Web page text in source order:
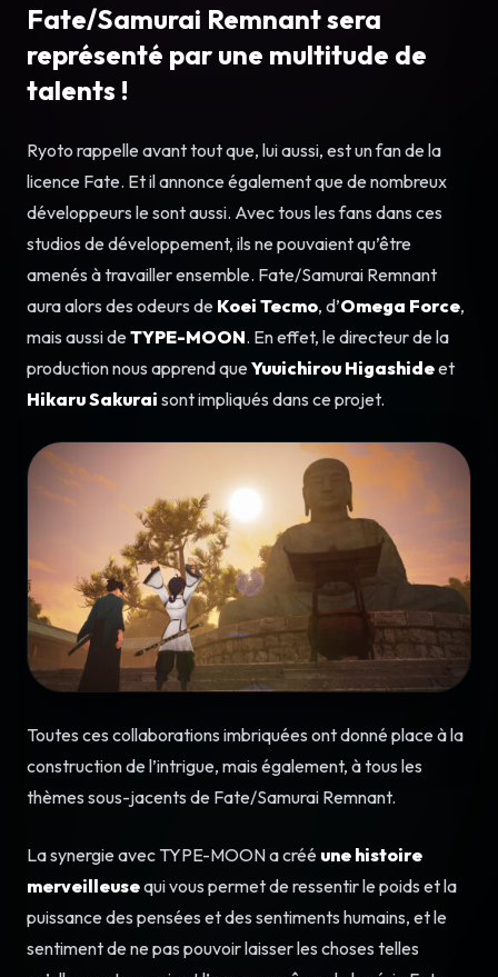
Fate/Samurai Remnant sera
représenté par une multitude de
talents !
Ryoto rappelle avant tout que, lui aussi, est un fan de la
licence Fate. Et il annonce également que de nombreux
développeurs le sont aussi. Avec tous les fans dans ces
studios de développement, ils ne pouvaient qu’être
amenés à travailler ensemble. Fate/Samurai Remnant
aura alors des odeurs de Koei Tecmo, d’Omega Force,
mais aussi deTYPE-MOON. En effet, le directeur de la
production nous apprend queYuuichirou Higashideet
Hikaru Sakurai sont impliqués dans ce projet.
Toutes ces collaborations imbriquées ont donné place à la
construction de l’intrigue, mais également, à tous les
thèmes sous-jacents de Fate/Samurai Remnant.
La synergie avec TYPE-MOON a créé une histoire
merveilleusequi vous permet de ressentir le poids et la
puissance des pensées et des sentiments humains, et le
sentiment de ne pas pouvoir laisser les choses telles